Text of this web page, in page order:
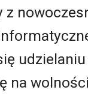
na